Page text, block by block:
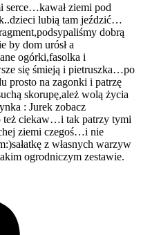
serce…kawał ziemi pod
lubią tam jeździć…
dobrą
by dom urósł a
ogórki,fasolka i
się śmieją i pietruszka…po
prosto na zagonki i patrzę
skorupę,ależ wolą życia
: Jurek zobacz
też ciekaw…i tak patrzy tymi
ziemi czegoś…i nie
z własnych warzyw
ogrodniczym zestawie.